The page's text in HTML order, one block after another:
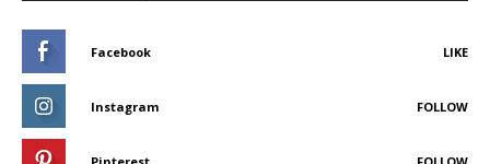
Facebook LIKE
Instagram FOLLOW